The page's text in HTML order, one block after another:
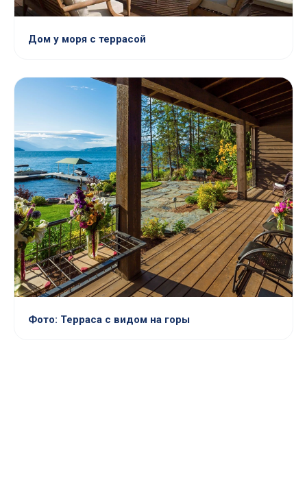
Дом у моря с террасой
Фото: Терраса с видом на горы